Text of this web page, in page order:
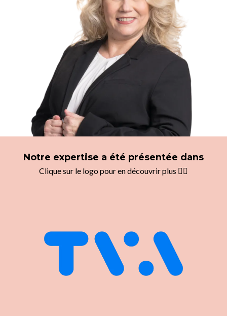
Notre expertise a été présentée dans
Clique sur le logo pour en découvrir plus 👇🏼